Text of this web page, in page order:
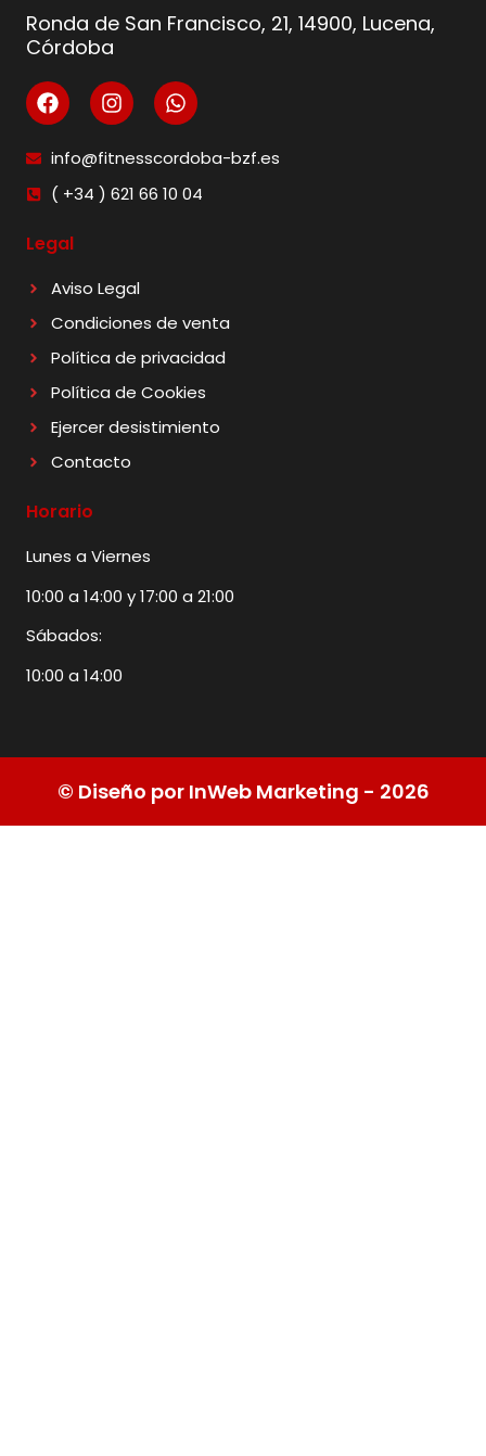
Ronda de San Francisco, 21, 14900, Lucena,
Córdoba
info@fitnesscordoba-bzf.es
( +34 ) 621 66 10 04
Legal
Aviso Legal
Condiciones de venta
Política de privacidad
Política de Cookies
Ejercer desistimiento
Contacto
Horario
Lunes a Viernes
10:00 a 14:00 y 17:00 a 21:00
Sábados:
10:00 a 14:00
© Diseño por InWeb Marketing - 2026